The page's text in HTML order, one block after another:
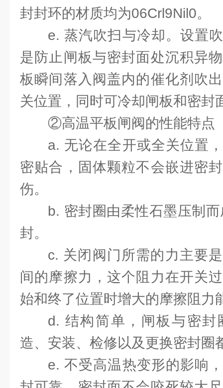
封封环的材质均为06Crl9Nil0。
e. 蒸汽吹扫与冷却。设置
是防止闸板与密封面处沉积异
板瞬间落入阀盖内的催化剂吹
关位置，同时可冷却闸板和密封
②高温平板闸阀的性能特点
a. 无论在全开或全关位置
密贴合，固体颗粒不会嵌进密
伤。
b. 密封圈由柔性石墨压制
封。
c. 关闭阀门所需的力主要
间的摩擦力，这个阻力在开关
始和终了位置时增大的摩擦阻力
d. 结构简单，闸板与密封
造、安装、检修以及更换密封圈
e. 不受高温热变形的影响